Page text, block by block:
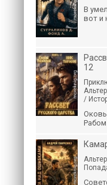
В
вот и
12
/